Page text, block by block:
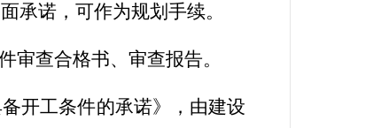
承诺 ， 可作为规划手续。
审查合格书、审查报告。
开工条件的承诺》，由建设